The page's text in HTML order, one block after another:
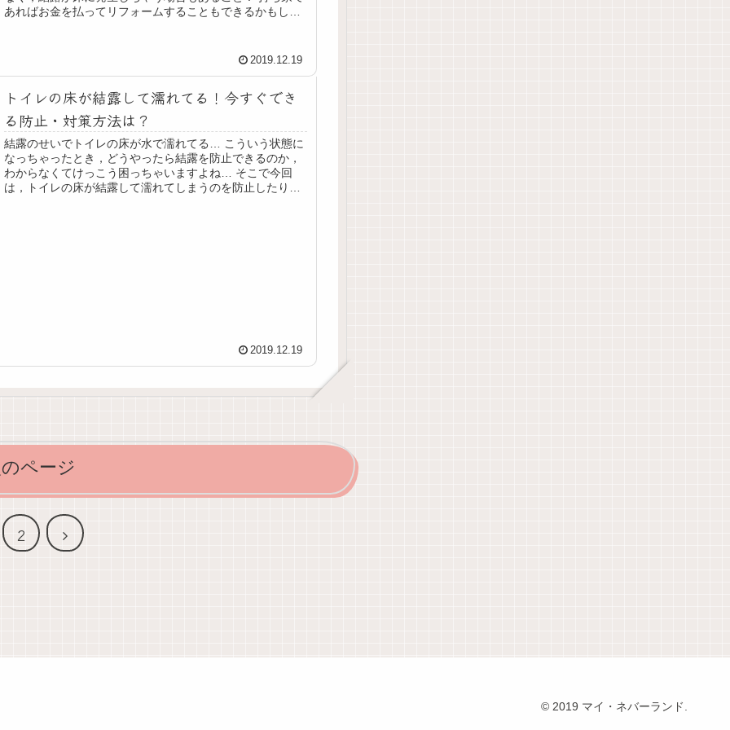
あればお金を払ってリフォームすることもできるかもしれ
2019.12.19
トイレの床が結露して濡れてる！今すぐでき
る防止・対策方法は？
結露のせいでトイレの床が水で濡れてる… こういう状態に
なっちゃったとき，どうやったら結露を防止できるのか，
わからなくてけっこう困っちゃいますよね… そこで今回
は，トイレの床が結露して濡れてしまうのを防止したり，
2019.12.19
ページ
2
次
© 2019 マイ・ネバーランド.